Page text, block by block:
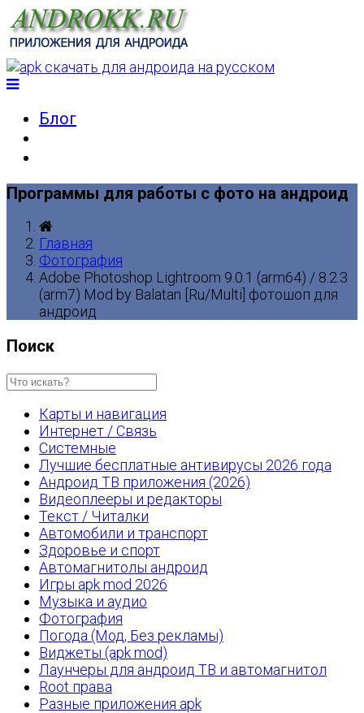
Блог
Программы для работы с фото на андроид
Главная
Фотография
Adobe Photoshop Lightroom 9.0.1 (arm64) / 8.2.3
(arm7) Mod by Balatan [Ru/Multi] фотошоп для
андроид
Поиск
Карты и навигация
Интернет / Связь
Системные
Лучшие бесплатные антивирусы 2026 года
Андроид ТВ приложения (2026)
Видеоплееры и редакторы
Текст / Читалки
Автомобили и транспорт
Здоровье и спорт
Автомагнитолы андроид
Игры apk mod 2026
Музыка и аудио
Фотография
Погода (Мод, Без рекламы)
Виджеты (apk mod)
Лаунчеры для андроид ТВ и автомагнитол
Root права
Разные приложения apk